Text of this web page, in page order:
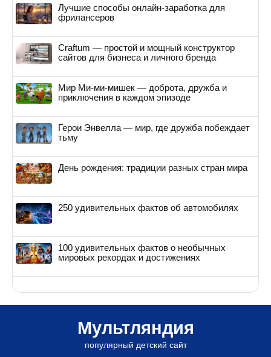
Лучшие способы онлайн-заработка для
фрилансеров
Craftum — простой и мощный конструктор
сайтов для бизнеса и личного бренда
Мир Ми-ми-мишек — доброта, дружба и
приключения в каждом эпизоде
Герои Энвелла — мир, где дружба побеждает
тьму
День рождения: традиции разных стран мира
250 удивительных фактов об автомобилях
100 удивительных фактов о необычных
мировых рекордах и достижениях
Мультляндия
популярный детский сайт